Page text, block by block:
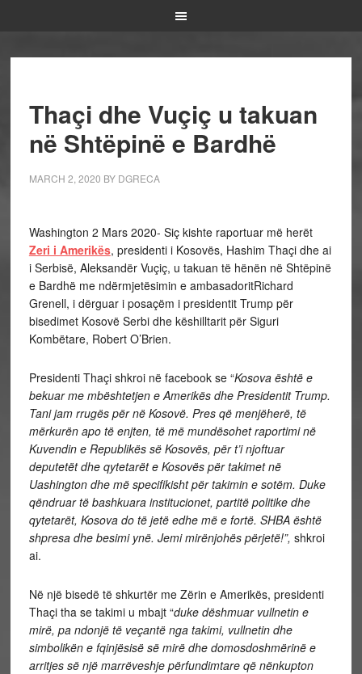
Thaçi dhe Vuçiç u takuan
në Shtëpinë e Bardhë
MARCH 2, 2020 BY DGRECA
Washington 2 Mars 2020- Siç kishte raportuar më herët
Zeri i Amerikës, presidenti i Kosovës, Hashim Thaçi dhe ai
i Serbisë, Aleksandër Vuçiç, u takuan të hënën në Shtëpinë
e Bardhë me ndërmjetësimin e ambasadoritRichard
Grenell, i dërguar i posaçëm i presidentit Trump për
bisedimet Kosovë Serbi dhe këshilltarit për Siguri
Kombëtare, Robert O’Brien.
Presidenti Thaçi shkroi në facebook se “Kosova është e
bekuar me mbështetjen e Amerikës dhe Presidentit Trump.
Tani jam rrugës për në Kosovë. Pres që menjëherë, të
mërkurën apo të enjten, të më mundësohet raportimi në
Kuvendin e Republikës së Kosovës, për t’i njoftuar
deputetët dhe qytetarët e Kosovës për takimet në
Uashington dhe më specifikisht për takimin e sotëm. Duke
qëndruar të bashkuara institucionet, partitë politike dhe
qytetarët, Kosova do të jetë edhe më e fortë. SHBA është
shpresa dhe besimi ynë. Jemi mirënjohës përjetë!”, shkroi
ai.
Në një bisedë të shkurtër me Zërin e Amerikës, presidenti
Thaçi tha se takimi u mbajt “duke dëshmuar vullnetin e
mirë, pa ndonjë të veçantë nga takimi, vullnetin dhe
simbolikën e fqinjësisë së mirë dhe domosdoshmërinë e
arritjes së një marrëveshje përfundimtare që nënkupton